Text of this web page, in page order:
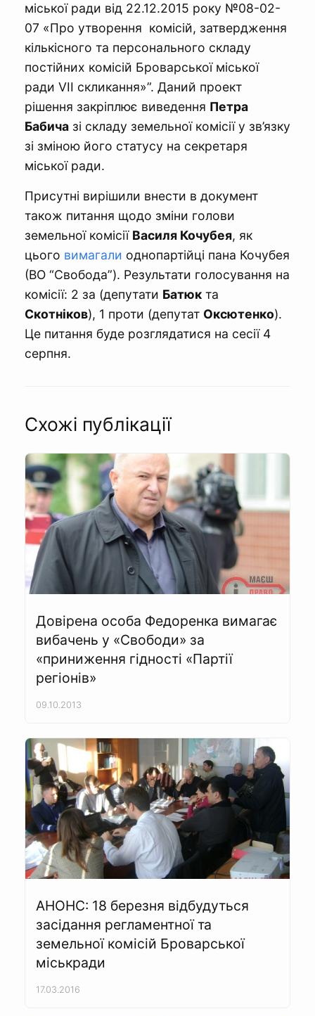
міської ради від 22.12.2015 року №08-02-
07 «Про утворення комісій, затвердження
кількісного та персонального складу
постійних комісій Броварської міської
ради VIІ скликання»”. Даний проект
рішення закріплює виведення Петра
Бабича зі складу земельної комісії у зв’язку
зі зміною його статусу на секретаря
міської ради.
Присутні вирішили внести в документ
також питання щодо зміни голови
земельної комісії Василя Кочубея, як
цього вимагали однопартійці пана Кочубея
(ВО “Свобода”). Результати голосування на
комісії: 2 за (депутати Батюк та
Скотніков), 1 проти (депутат Оксютенко).
Це питання буде розглядатися на сесії 4
серпня.
Схожі публікації
Довірена особа Федоренка вимагає
вибачень у «Свободи» за
«приниження гідності «Партії
регіонів»
09.10.2013
АНОНС: 18 березня відбудуться
засідання регламентної та
земельної комісій Броварської
міськради
17.03.2016